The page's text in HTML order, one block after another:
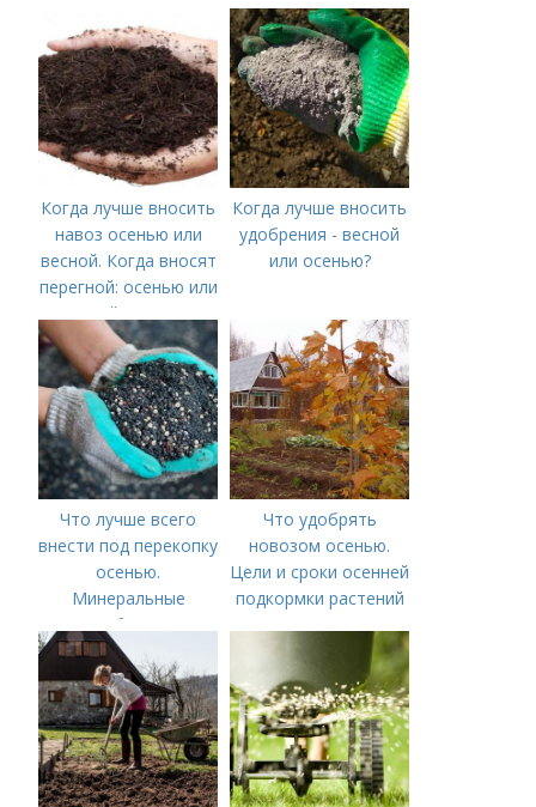
Когда лучше вносить
навоз осенью или
весной. Когда вносят
перегной: осенью или
весной, правила
внесения удобрений
Когда лучше вносить
удобрения - весной
или осенью?
Что лучше всего
внести под перекопку
осенью.
Минеральные
удобрения
Что удобрять
новозом осенью.
Цели и сроки осенней
подкормки растений